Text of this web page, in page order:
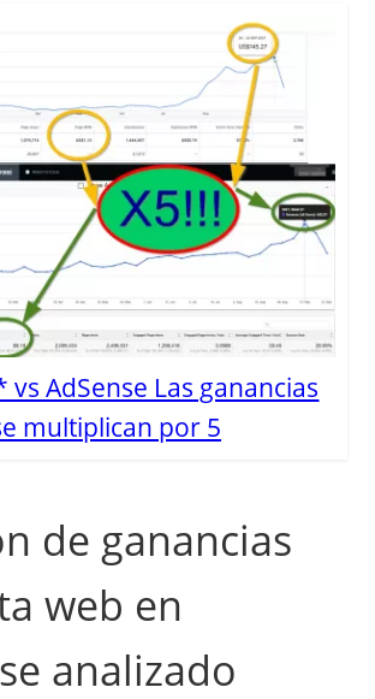
vs AdSense Las ganancias
multiplican por 5
de ganancias
web en
analizado